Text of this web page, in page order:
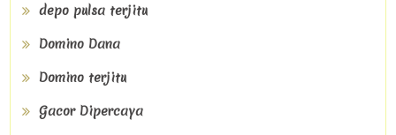
depo pulsa terjitu
Domino Dana
Domino terjitu
Gacor Dipercaya